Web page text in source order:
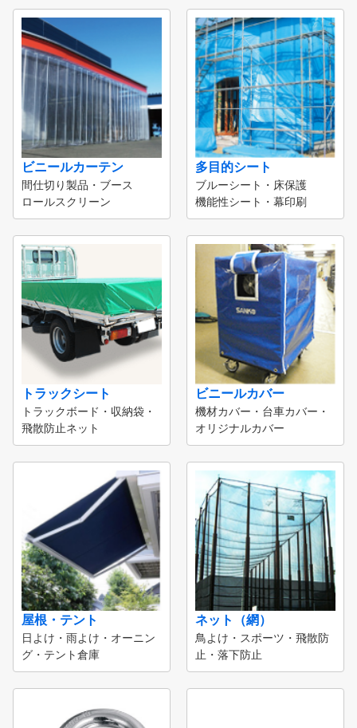
ビニールカーテン
間仕切り製品・ブース
ロールスクリーン
多目的シート
ブルーシート・床保護
機能性シート・幕印刷
トラックシート
トラックボード・収納袋・
飛散防止ネット
ビニールカバー
機材カバー・台車カバー・
オリジナルカバー
屋根・テント
日よけ・雨よけ・オーニン
グ・テント倉庫
ネット（網）
鳥よけ・スポーツ・飛散防
止・落下防止